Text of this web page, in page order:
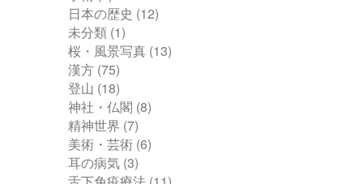
日本の歴史 (12)
未分類 (1)
桜・風景写真 (13)
漢方 (75)
登山 (18)
神社・仏閣 (8)
精神世界 (7)
美術・芸術 (6)
耳の病気 (3)